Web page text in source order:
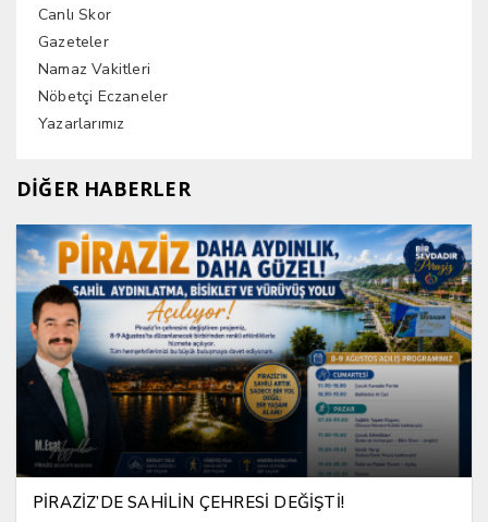
Canlı Skor
Gazeteler
Namaz Vakitleri
Nöbetçi Eczaneler
Yazarlarımız
DİĞER HABERLER
PİRAZİZ’DE SAHİLİN ÇEHRESİ DEĞİŞTİ!